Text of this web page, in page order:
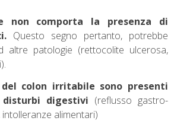
non comporta la presenza di
Questo segno pertanto, potrebbe
altre patologie (rettocolite ulcerosa,
colon irritabile sono presenti
digestivi (reflusso gastro-
alimentari)